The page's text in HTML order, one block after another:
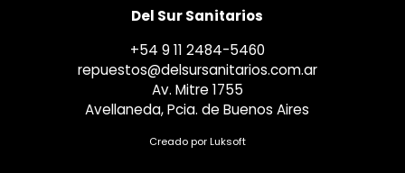
Del Sur Sanitarios
+54 9 11 2484-5460
repuestos@delsursanitarios.com.ar
Av. Mitre 1755
Avellaneda, Pcia. de Buenos Aires
Creado porLuksoft